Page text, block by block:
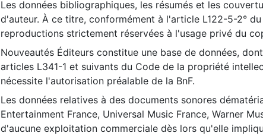
Les données bibliographiques, les résumés et les
d'auteur. À ce titre, conformément à l'article L122-5-2°
reproductions strictement réservées à l'usage privé du
Nouveautés Éditeurs constitue une base de données,
articles L341-1 et suivants du Code de la propriété
nécessite l'autorisation préalable de la BnF.
Les données relatives à des documents sonores
Entertainment France, Universal Music France, Warner
d'aucune exploitation commerciale dès lors qu'elle